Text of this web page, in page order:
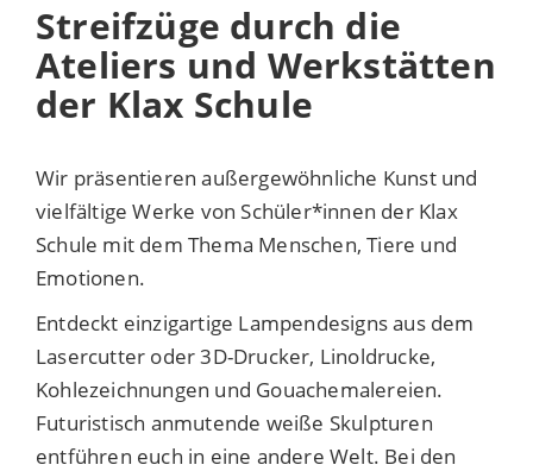
Streifzüge durch die
Ateliers und Werkstätten
der Klax Schule
Wir präsentieren außergewöhnliche Kunst und
vielfältige Werke von Schüler*innen der Klax
Schule mit dem Thema Menschen, Tiere und
Emotionen.
Entdeckt einzigartige Lampendesigns aus dem
Lasercutter oder 3D-Drucker, Linoldrucke,
Kohlezeichnungen und Gouachemalereien.
Futuristisch anmutende weiße Skulpturen
entführen euch in eine andere Welt. Bei den